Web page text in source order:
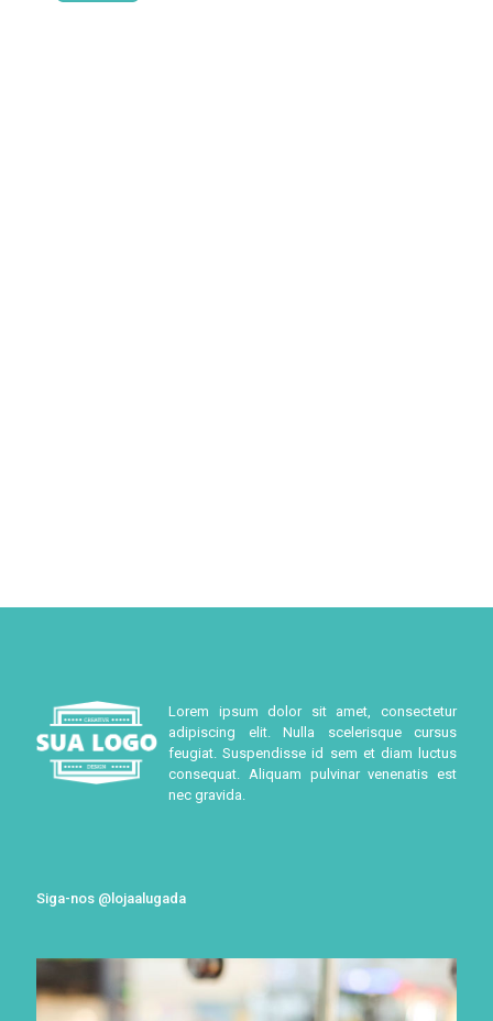
Lorem ipsum dolor sit amet, consectetur
adipiscing elit. Nulla scelerisque cursus
feugiat. Suspendisse id sem et diam luctus
consequat. Aliquam pulvinar venenatis est
nec gravida.
Siga-nos @lojaalugada